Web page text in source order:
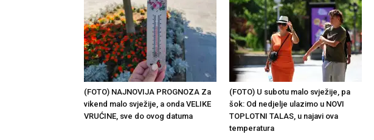
(FOTO) NAJNOVIJA PROGNOZA Za
vikend malo svježije, a onda VELIKE
VRUĆINE, sve do ovog datuma
(FOTO) U subotu malo svježije, pa
šok: Od nedjelje ulazimo u NOVI
TOPLOTNI TALAS, u najavi ova
temperatura